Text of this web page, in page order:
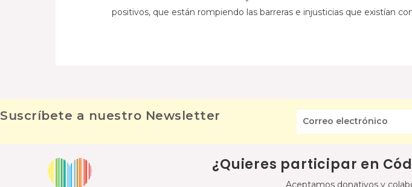
positivos, que están rompiendo las barreras e injusticias que existían
Suscríbete a nuestro Newsletter
¿Quieres participar en
Aceptamos donativos y